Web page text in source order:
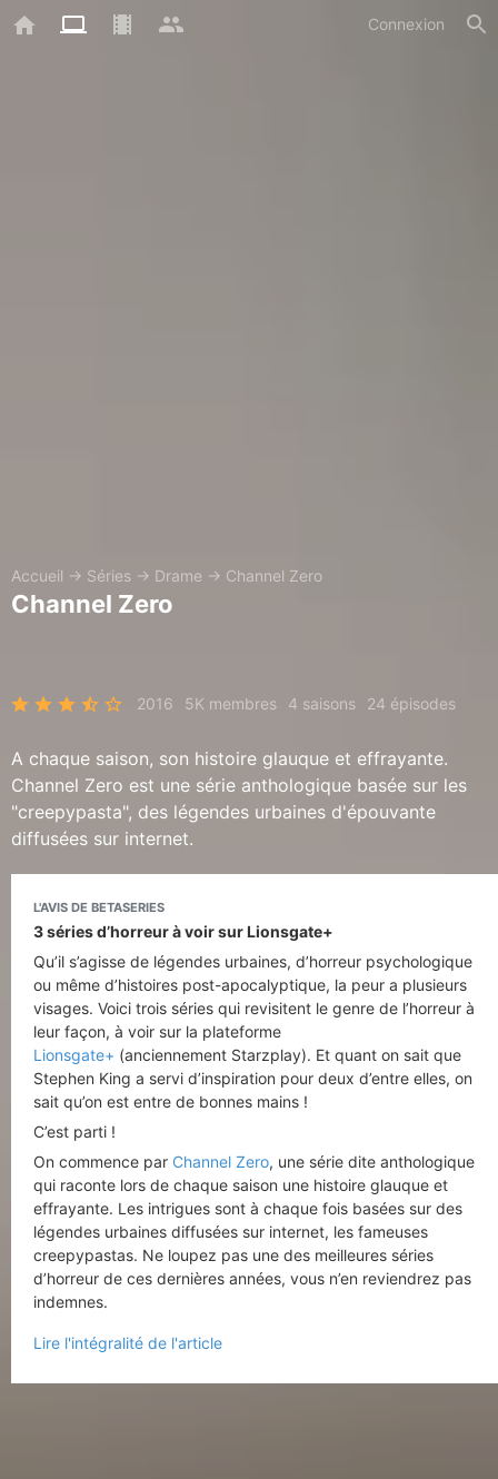
Connexion
Accueil → Séries → Drame → Channel Zero
Channel Zero
2016 5K membres 4 saisons 24 épisodes
A chaque saison, son histoire glauque et effrayante.
Channel Zero est une série anthologique basée sur les
"creepypasta", des légendes urbaines d'épouvante
diffusées sur internet.
L'AVIS DE BETASERIES
3 séries d’horreur à voir sur Lionsgate+
Qu’il s’agisse de légendes urbaines, d’horreur psychologique
ou même d’histoires post-apocalyptique, la peur a plusieurs
visages. Voici trois séries qui revisitent le genre de l’horreur à
leur façon, à voir sur la plateforme
Lionsgate+ (anciennement Starzplay). Et quant on sait que
Stephen King a servi d’inspiration pour deux d’entre elles, on
sait qu’on est entre de bonnes mains !
C’est parti !
On commence par Channel Zero, une série dite anthologique
qui raconte lors de chaque saison une histoire glauque et
effrayante. Les intrigues sont à chaque fois basées sur des
légendes urbaines diffusées sur internet, les fameuses
creepypastas. Ne loupez pas une des meilleures séries
d’horreur de ces dernières années, vous n’en reviendrez pas
indemnes.
Lire l'intégralité de l'article